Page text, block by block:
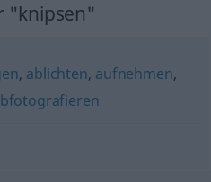
"knipsen"
, ablichten, aufnehmen,